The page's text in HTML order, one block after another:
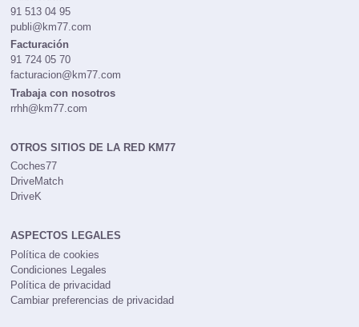
91 513 04 95
publi@km77.com
Facturación
91 724 05 70
facturacion@km77.com
Trabaja con nosotros
rrhh@km77.com
OTROS SITIOS DE LA RED KM77
Coches77
DriveMatch
DriveK
ASPECTOS LEGALES
Política de cookies
Condiciones Legales
Política de privacidad
Cambiar preferencias de privacidad